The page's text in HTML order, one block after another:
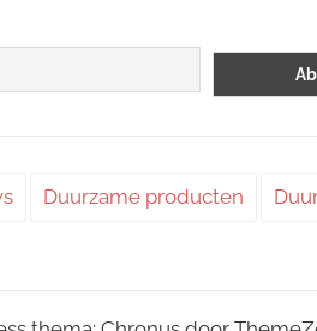
Duurzame producten